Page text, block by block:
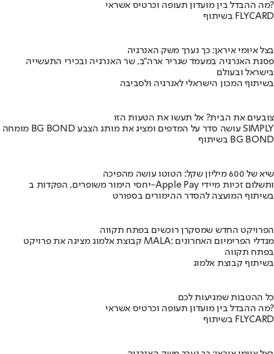
מה ההבדל בין מועדון תעופה וכרטיס אשראי?
בשיתוף FLYCARD
בצל איומי איראן: כך נערך משק האנרגיה
פסגת האנרגיה במעמד שגריר ארה"ב, שר האנרגיה ובכירי התעשייה
בישראל ובעולם
בשיתוף המכון הישראלי לאנרגיה ולסביבה
צובעים את הבית? אל תעשו את הטעות הזו
מומחה BG BOND עושה סדר על המדפים ומציג את מותג הצבע SIMPLY
בשיתוף BG BOND
שיא של 600 מיליון שקל: הטוטו עושה מהפיכה
יחסי הימור משופרים, הפקדות ב-Apple Pay ותשלום זכיות מיידי
בשיתוף המועצה להסדר ההימורים בספורט
הפרויקט החדש שמסקרן רוכשים בפתח תקווה
קבוצת אלמוג מציגה את פרויקט MALA: מגדלי הפרימיום האחרונים
בפתח תקווה
בשיתוף קבוצת אלמוג
כל ההטבות שמגיעות לכם
מה ההבדל בין מועדון תעופה וכרטיס אשראי?
בשיתוף FLYCARD